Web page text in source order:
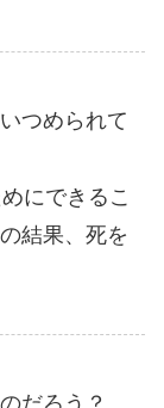
つめられて
にできるこ
結果、死を
だろう？。